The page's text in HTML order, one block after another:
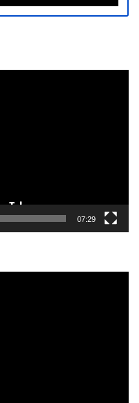
07:29